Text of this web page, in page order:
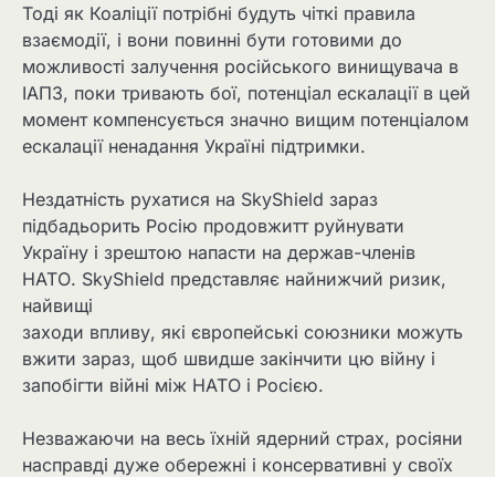
Тоді як Коаліції потрібні будуть чіткі правила
взаємодії, і вони повинні бути готовими до
можливості залучення російського винищувача в
ІАПЗ, поки тривають бої, потенціал ескалації в цей
момент компенсується значно вищим потенціалом
ескалації ненадання Україні підтримки.
Нездатність рухатися на SkyShield зараз
підбадьорить Росію продовжитт руйнувати
Україну і зрештою напасти на держав-членів
НАТО. SkyShield представляє найнижчий ризик,
найвищі
заходи впливу, які європейські союзники можуть
вжити зараз, щоб швидше закінчити цю війну і
запобігти війні між НАТО і Росією.
Незважаючи на весь їхній ядерний страх, росіяни
насправді дуже обережні і консервативні у своїх